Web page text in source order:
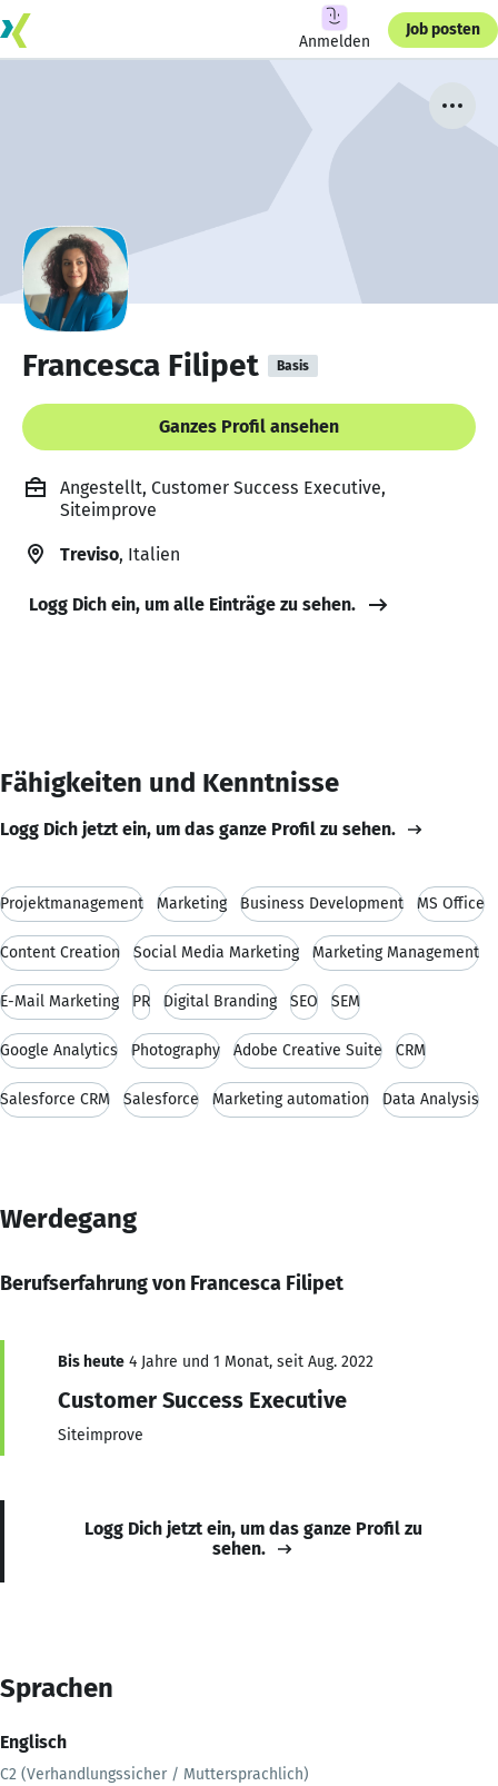
Anmelden
Job posten
Francesca Filipet Basis
Ganzes Profil ansehen
Angestellt, Customer Success Executive,
Siteimprove
Treviso, Italien
Logg Dich ein, um alle Einträge zu sehen.
Fähigkeiten und Kenntnisse
Logg Dich jetzt ein, um das ganze Profil zu sehen.
Projektmanagement Marketing Business Development MS Office
Content Creation Social Media Marketing Marketing Management
E-Mail Marketing PR Digital Branding SEO SEM
Google Analytics Photography Adobe Creative Suite CRM
Salesforce CRM Salesforce Marketing automation Data Analysis
Werdegang
Berufserfahrung von Francesca Filipet
Bis heute 4 Jahre und 1 Monat, seit Aug. 2022
Customer Success Executive
Siteimprove
Logg Dich jetzt ein, um das ganze Profil zu
sehen.
Sprachen
Englisch
C2 (Verhandlungssicher / Muttersprachlich)